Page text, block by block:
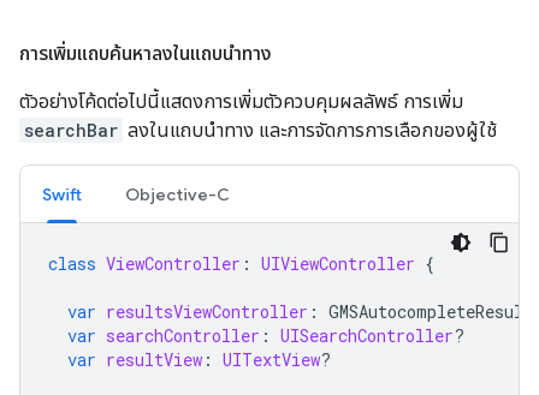
การเพิ่มแถบค้นหาลงในแถบนำทาง
ตัวอย่างโค้ดต่อไปนี้แสดงการเพิ่มตัวควบคุมผลลัพธ์ การเพิ่ม
searchBar ลงในแถบนำทาง และการจัดการการเลือกของผู้ใช้
Swift Objective-C
class ViewController : UIViewController {
var resultsViewController :
var searchController : UISearchController?
var resultView : UITextView?